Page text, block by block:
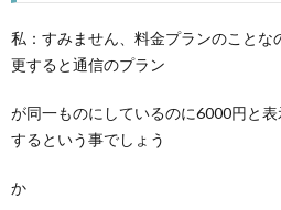
私：すみません、料金プランのことな
更すると通信のプラン
が同一ものにしているのに6000円と
するという事でしょう
か